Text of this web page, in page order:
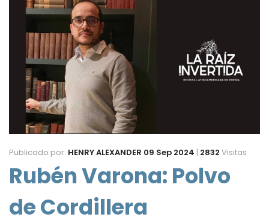
Publicado por: HENRY ALEXANDER 09 Sep 2024 | 2832 Visitas
Rubén Varona: Polvo
de Cordillera